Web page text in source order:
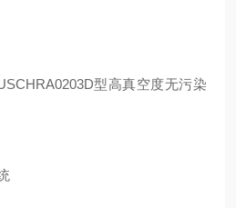
型高真空度无污染